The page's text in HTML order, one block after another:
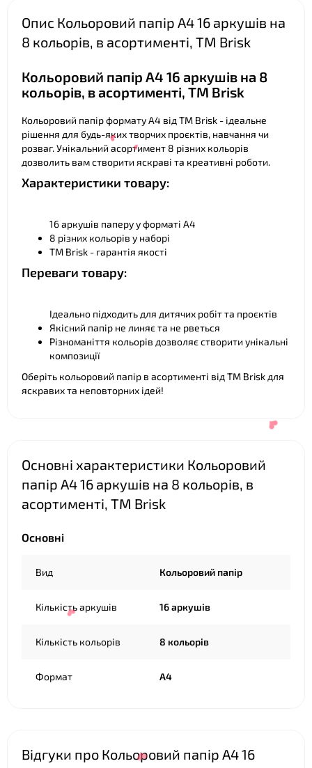
Опис Кольоровий папір А4 16 аркушів на
8 кольорів, в асортименті, ТМ Brisk
Кольоровий папір А4 16 аркушів на 8
кольорів, в асортименті, ТМ Brisk
Кольоровий папір формату А4 від ТМ Brisk - ідеальне
рішення для будь-яких творчих проєктів, навчання чи
розваг. Унікальний асортимент 8 різних кольорів
дозволить вам створити яскраві та креативні роботи.
Характеристики товару:
16 аркушів паперу у форматі А4
8 різних кольорів у наборі
ТМ Brisk - гарантія якості
Переваги товару:
Ідеально підходить для дитячих робіт та проєктів
Якісний папір не линяє та не рветься
Різноманіття кольорів дозволяє створити унікальні
композиції
Оберіть кольоровий папір в асортименті від ТМ Brisk для
яскравих та неповторних ідей!
Основні характеристики Кольоровий
папір А4 16 аркушів на 8 кольорів, в
асортименті, ТМ Brisk
Основні
Вид Кольоровий папір
Кількість аркушів 16 аркушів
Кількість кольорів 8 кольорів
Формат А4
Відгуки про Кольоровий папір А4 16
❤